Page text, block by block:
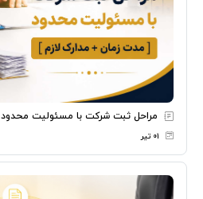
مراحل ثبت شرکت با مسئولیت محدود
۰۱ تیر